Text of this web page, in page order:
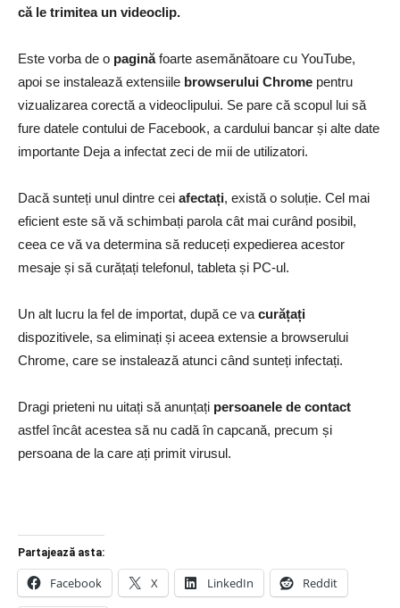
că le trimitea un videoclip.
Este vorba de o paginăfoarte asemănătoare cu YouTube,
apoi se instalează extensiile browserului Chrome pentru
vizualizarea corectă a videoclipului. Se pare că scopul lui să
fure datele contului de Facebook, a cardului bancar și alte date
importante Deja a infectat zeci de mii de utilizatori.
Dacă sunteți unul dintre cei afectați, există o soluție. Cel mai
eficient este să vă schimbați parola cât mai curând posibil,
ceea ce vă va determina să reduceți expedierea acestor
mesaje și să curățați telefonul, tableta și PC-ul.
Un alt lucru la fel de importat, după ce va curățați
dispozitivele, sa eliminați și aceea extensie a browserului
Chrome, care se instalează atunci când sunteți infectați.
Dragi prieteni nu uitați să anunțați persoanele de contact
astfel încât acestea să nu cadă în capcană, precum și
persoana de la care ați primit virusul.
Partajează asta:
Facebook X LinkedIn Reddit